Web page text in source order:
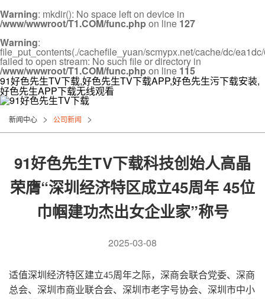
Warning: mkdir(): No space left on device in
/www/wwwroot/T1.COM/func.php on line 127
Warning:
file_put_contents(./cachefile_yuan/scmypx.net/cache/dc/
failed to open stream: No such file or directory in
/www/wwwroot/T1.COM/func.php on line 115
91好色先生TV下载,好色先生TV下载APP,好色先生污下载安装,
好色先生APP下载无线观看
新闻中心 > 公司新闻 >
91好色先生TV下载科技创始人高晶
荣膺“深圳经济特区成立45周年 45位
巾帼建功杰出女企业家”称号
2025-03-08
适值深圳经济特区建立45周年之际，深商会联合党委、深商
总会、深圳市商业联合会、深圳市老字号协会、深圳市中小